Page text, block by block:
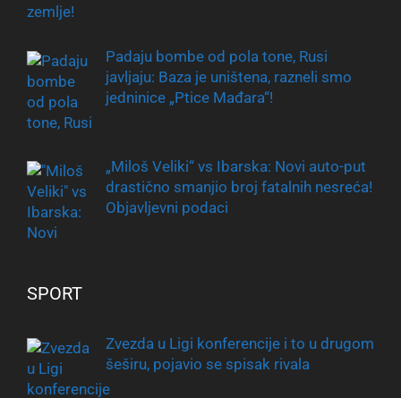
Padaju bombe od pola tone, Rusi
javljaju: Baza je uništena, razneli smo
jedninice „Ptice Mađara“!
„Miloš Veliki“ vs Ibarska: Novi auto-put
drastično smanjio broj fatalnih nesreća!
Objavljevni podaci
SPORT
Zvezda u Ligi konferencije i to u drugom
šeširu, pojavio se spisak rivala